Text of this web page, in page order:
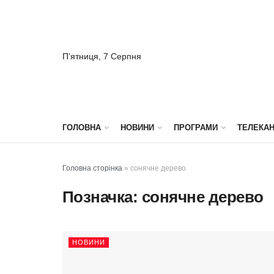
П’ятниця, 7 Серпня
ГОЛОВНА НОВИНИ ПРОГРАМИ
Головна сторінка » сонячне дерево
Позначка: сонячне дерево
НОВИНИ